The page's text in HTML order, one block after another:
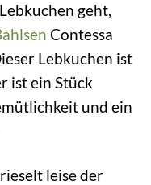
geht,
Contessa
Lebkuchen ist
ist ein Stück
und ein
leise der